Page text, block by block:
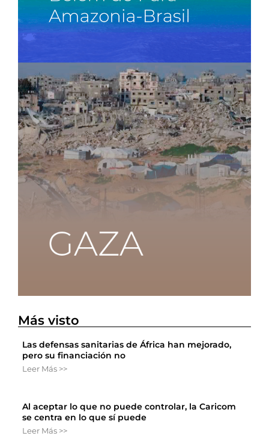
Más visto
Las defensas sanitarias de África han mejorado,
pero su financiación no
Leer Más >>
Al aceptar lo que no puede controlar, la Caricom
se centra en lo que sí puede
Leer Más >>